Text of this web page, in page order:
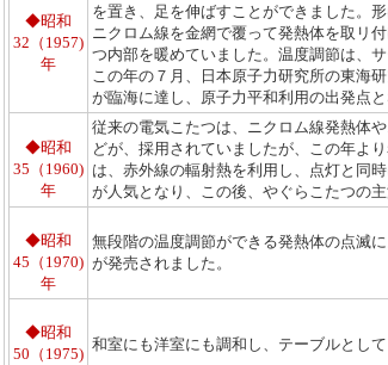
◆昭和
32（ 1957)
年
を置き、足を伸ばすことができました。
ニクロム線を金網で覆って発熱体を取 リ
つ内部を暖めていました。 温度調節は、
この年の７月、日本原子力研究所の東海
が臨海に達し、原子力平和利用の出発点と
◆昭和
35（ 1960)
年
従来の電気こたつは、ニクロム線発熱体
どが、採用されていましたが、この年よ
は、赤外線の輻射熱を利用し、点灯と同
が人気となり、この後、やぐらこたつの主
◆昭和
45（ 1970)
年
無段階の温度調節ができる発熱体の点滅
が発売されました。
◆昭和
50（ 1975)
和室にも洋室にも調和し、テーブルとし